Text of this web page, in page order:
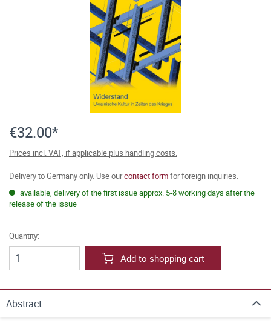
€32.00*
Prices incl. VAT, if applicable plus handling costs.
Delivery to Germany only. Use ourcontact formfor foreign inquiries.
available, delivery of the first issue approx. 5-8 working days after the
release of the issue
Quantity:
Add to shopping cart
Abstract